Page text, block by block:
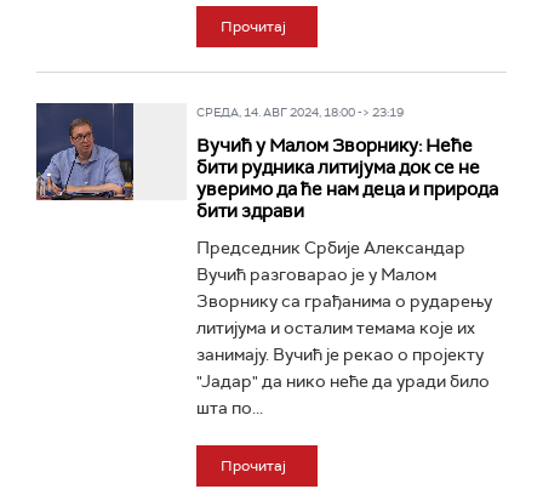
Прочитај
СРЕДА, 14. АВГ 2024, 18:00 -> 23:19
Вучић у Малом Зворнику: Неће
бити рудника литијума док се не
уверимо да ће нам деца и природа
бити здрави
Председник Србије Александар
Вучић разговарао је у Малом
Зворнику са грађанима о рударењу
литијума и осталим темама које их
занимају. Вучић је рекао о пројекту
"Јадар" да нико неће да уради било
шта по...
Прочитај